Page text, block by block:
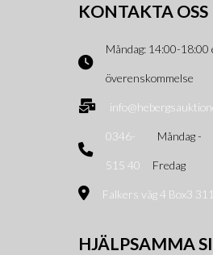
KONTAKTA OSS
Måndag: 14:00-18:00
överenskommelse
0346-
515 40
Måndag -
Fredag
Falkers väg 4 Box3
HJÄLPSAMMA